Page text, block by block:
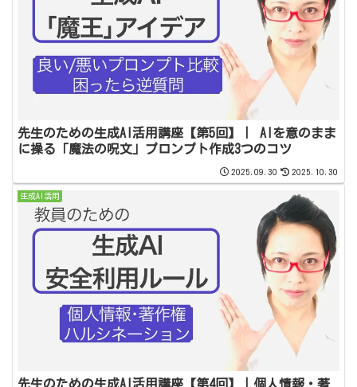
先生のための生成AI活用講座【第5回】｜ AIを意のまま
に操る「魔法の呪文」プロンプト作成3つのコツ
2025.09.30 2025.10.30
生成AI活用
先生のための生成AI活用講座【第4回】｜個人情報・著